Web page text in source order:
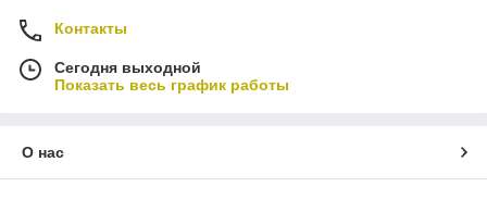
Контакты
Сегодня выходной
Показать весь график работы
О нас